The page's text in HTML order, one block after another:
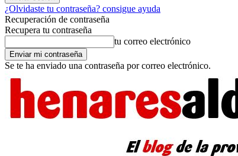
¿Olvidaste tu contraseña? consigue ayuda
Recuperación de contraseña
Recupera tu contraseña
tu correo electrónico
Se te ha enviado una contraseña por correo electrónico.